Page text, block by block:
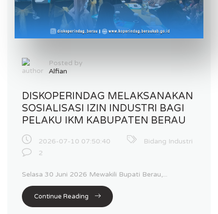
Posted by
Alfian
DISKOPERINDAG MELAKSANAKAN
SOSIALISASI IZIN INDUSTRI BAGI
PELAKU IKM KABUPATEN BERAU
2026-07-10 07:50:40
Bidang Industri
2
Selasa 30 Juni 2026 Mewakili Bupati Berau,...
Continue Reading